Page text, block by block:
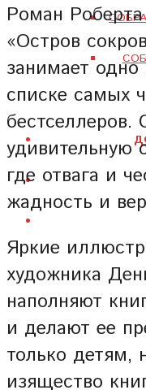
Роман
«Остров
занимает
списке самых
бестселлеров.
удивительную
где отвага и
жадность и
Яркие
художника
наполняют
и делают ее
только детям,
изящество